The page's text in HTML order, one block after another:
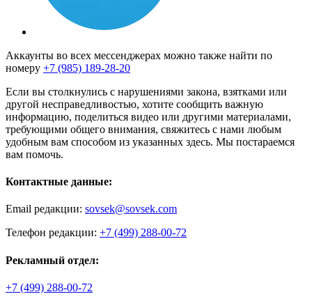
Аккаунты во всех мессенджерах можно также найти по
номеру +7 (985) 189-28-20
Если вы столкнулись с нарушениями закона, взятками или
другой несправедливостью, хотите сообщить важную
информацию, поделиться видео или другими материалами,
требующими общего внимания, свяжитесь с нами любым
удобным вам способом из указанных здесь. Мы постараемся
вам помочь.
Контактные данные:
Email редакции: sovsek@sovsek.com
Телефон редакции: +7 (499) 288-00-72
Рекламный отдел:
+7 (499) 288-00-72